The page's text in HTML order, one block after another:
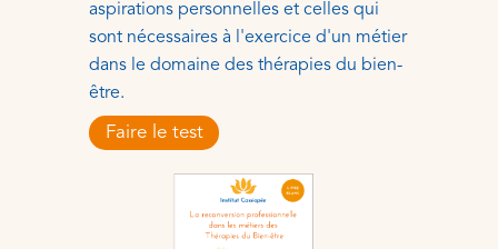
aspirations personnelles et celles qui
sont nécessaires à l'exercice d'un métier
dans le domaine des thérapies du bien-
être.
Faire le test